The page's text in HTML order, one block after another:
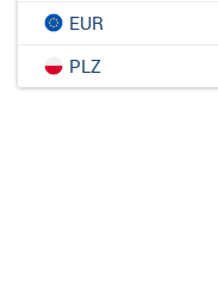
EUR
PLZ